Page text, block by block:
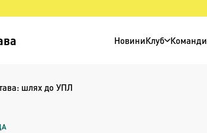
НовиниКлуб Команди
шлях до УПЛ